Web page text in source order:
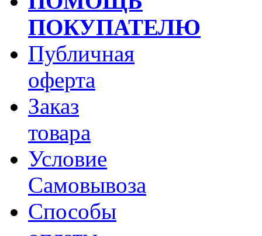
ПОКУПАТЕЛЮ
Публичная
оферта
Заказ
товара
Условие
Самовывоза
Способы